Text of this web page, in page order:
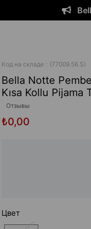
Код на складе (77009.56.S)
Bella Notte
Kısa Kollu Pijama
Отзывы
₺0,00
Цвет